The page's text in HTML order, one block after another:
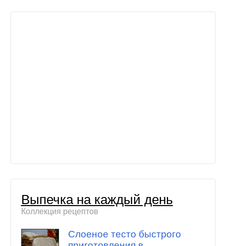
Выпечка на каждый день
Коллекция рецептов
Слоеное тесто быстрого